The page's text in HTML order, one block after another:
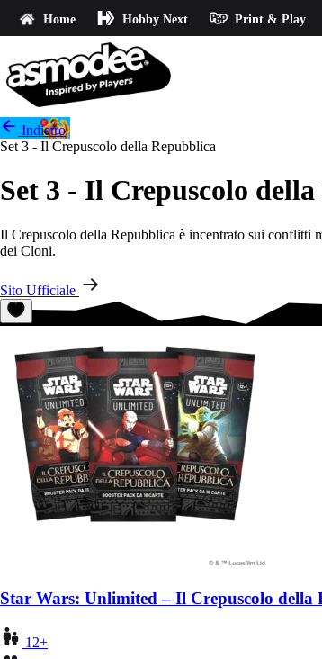
Home Hobby Next Print & Play
Indietro
Set 3 - Il Crepuscolo della Repubblica
Set 3 - Il Crepuscolo
Il Crepuscolo della Repubblica è incentrato sui conflitti
dei Cloni.
Sito Ufficiale
Star Wars: Unlimited – Il Crepuscolo della
12+